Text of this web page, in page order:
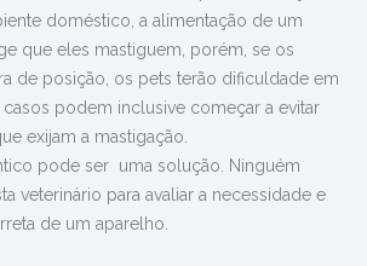
doméstico, a alimentação de um
que eles mastiguem, porém, se os
de posição, os pets terão dificuldade em
casos podem inclusive começar a evitar
exijam a mastigação.
pode ser uma solução. Ninguém
veterinário para avaliar a necessidade e
de um aparelho.